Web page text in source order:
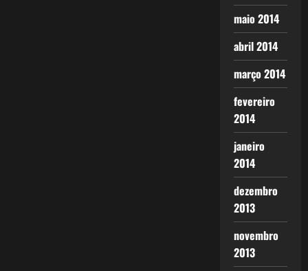
maio 2014
abril 2014
março 2014
fevereiro
2014
janeiro
2014
dezembro
2013
novembro
2013